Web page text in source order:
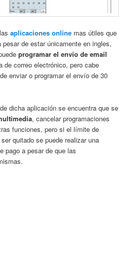
aplicaciones online mas útiles que
de estar únicamente en ingles,
programar el envío de email
de correo electrónico, pero cabe
enviar o programar el envío de 30
dicha aplicación se encuentra que se
, cancelar programaciones
funciones, pero si el límite de
quitado se puede realizar una
pago a pesar de que las